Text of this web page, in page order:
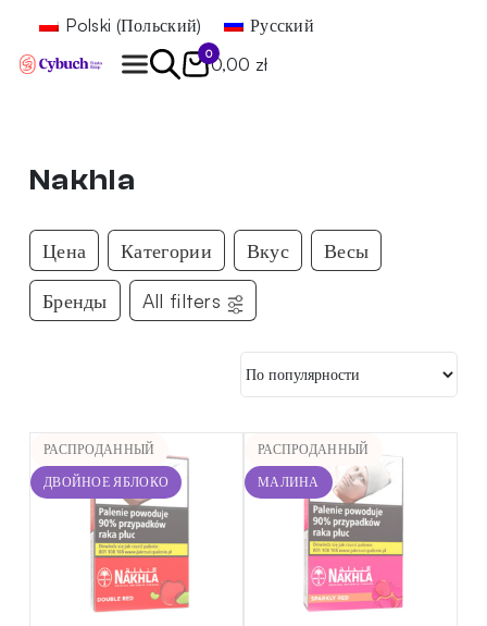
Polski (Польский) Русский
0
0,00 zł
Nakhla
Цена Категории Вкус Весы
Бренды All filters
РАСПРОДАННЫЙ
ДВОЙНОЕ ЯБЛОКО
РАСПРОДАННЫЙ
МАЛИНА